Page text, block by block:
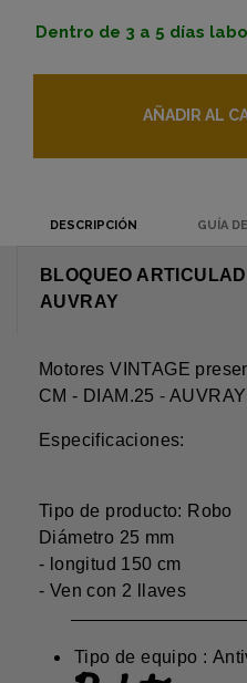
Dentro de 3 a 5 días
AÑADIR AL
DESCRIPCIÓN GUÍA
BLOQUEO
AUVRAY
Motores VINTAGE
CM - DIAM.25 - AUVRAY
Especificaciones:
Tipo de producto: Robo
Diámetro 25 mm
- longitud 150 cm
- Ven con 2 llaves
Tipo de equipo :